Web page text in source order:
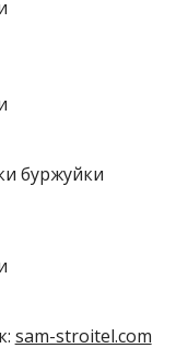
буржуйки
sam-stroitel.com